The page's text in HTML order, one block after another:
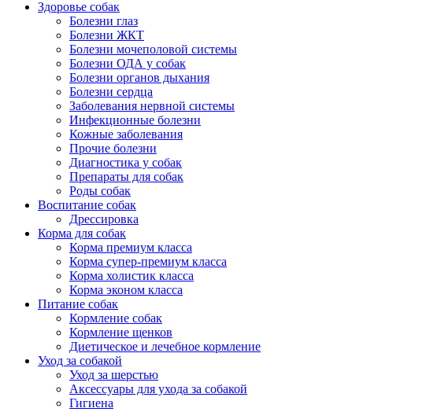
Здоровье собак
Болезни глаз
Болезни ЖКТ
Болезни мочеполовой системы
Болезни ОДА у собак
Болезни органов дыхания
Болезни сердца
Заболевания нервной системы
Инфекционные болезни
Кожные заболевания
Прочие болезни
Диагностика у собак
Препараты для собак
Роды собак
Воспитание собак
Дрессировка
Корма для собак
Корма премиум класса
Корма супер-премиум класса
Корма холистик класса
Корма эконом класса
Питание собак
Кормление собак
Кормление щенков
Диетическое и лечебное кормление
Уход за собакой
Уход за шерстью
Аксессуары для ухода за собакой
Гигиена